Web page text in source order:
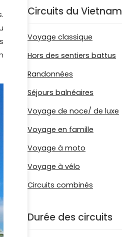
Circuits du Vietnam
Voyage classique
Hors des sentiers battus
Randonnées
Séjours balnéaires
Voyage de noce/ de luxe
Voyage en famille
Voyage à moto
Voyage à vélo
Circuits combinés
Durée des circuits